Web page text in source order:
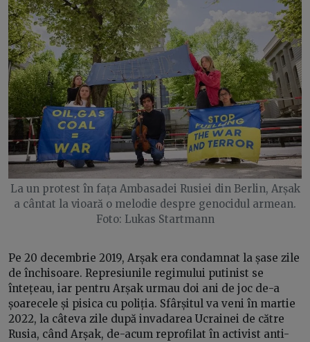
La un protest în fața Ambasadei Rusiei din Berlin, Arșak
a cântat la vioară o melodie despre genocidul armean.
Foto: Lukas Startmann
Pe 20 decembrie 2019, Arșak era condamnat la șase zile
de închisoare. Represiunile regimului putinist se
întețeau, iar pentru Arșak urmau doi ani de joc de-a
șoarecele și pisica cu poliția. Sfârșitul va veni în martie
2022, la câteva zile după invadarea Ucrainei de către
Rusia, când Arșak, de-acum reprofilat în activist anti-